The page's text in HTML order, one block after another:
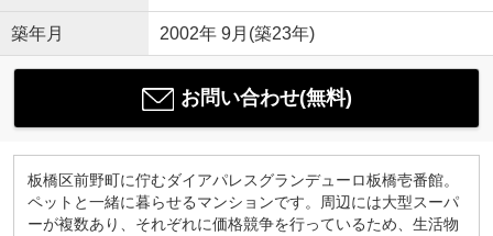
築年月 2002年 9月(築23年)
お問い合わせ(無料)
板橋区前野町に佇むダイアパレスグランデューロ板橋壱番館。
ペットと一緒に暮らせるマンションです。周辺には大型スーパ
ーが複数あり、それぞれに価格競争を行っているため、生活物